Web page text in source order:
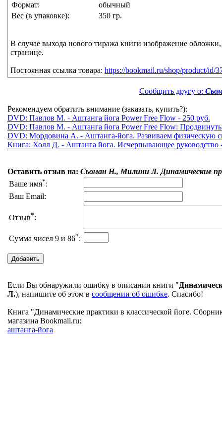
Формат:
обычный
Вес (в упаковке):
350 гр.
В случае выхода нового тиража книги изображение
странице.
Постоянная ссылка товара: https://bookmail.ru/shop/product/id/
Сообщить другу о:
Рекомендуем обратить внимание (заказать, купить?):
DVD: Павлов М. - Аштанга йога Power Free Flow - 250 руб.
DVD: Павлов М. - Аштанга йога Power Free Flow:
DVD: Мордовина А. - Аштанга-йога. Развиваем физическую
Книга: Холл Д. - Аштанга йога. Исчерпывающее руководство
Оставить отзыв на: Сьоман Н., Милини Л. Динамические
Ваше имя*:
Ваш Email:
Отзыв*:
Сумма чисел 9 и 86*:
Если Вы обнаружили ошибку в описании книги "
Л.), напишите об этом в сообщении об ошибке. Спасибо!
Книга "Динамические практики в классической йоге.
магазина Bookmail.ru:
аштанга-йога